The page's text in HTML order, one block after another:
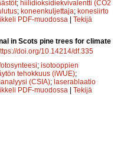
; hiilidioksidiekvivalentti (CO2
; koneenkuljettaja; konesiirto
PDF-muodossa | Tekijä
in Scots pine trees for climate
doi.org/10.14214/df.335
; isotooppien
tehokkuus (iWUE);
(CSIA); laserablaatio
PDF-muodossa | Tekijä